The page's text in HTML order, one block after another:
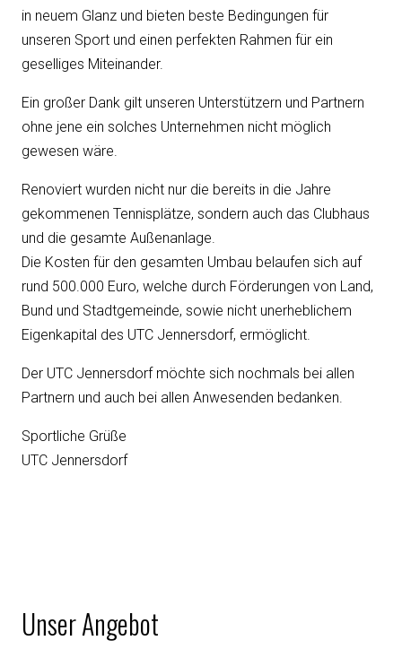
in neuem Glanz und bieten beste Bedingungen für
unseren Sport und einen perfekten Rahmen für ein
geselliges Miteinander.
Ein großer Dank gilt unseren Unterstützern und Partnern
ohne jene ein solches Unternehmen nicht möglich
gewesen wäre.
Renoviert wurden nicht nur die bereits in die Jahre
gekommenen Tennisplätze, sondern auch das Clubhaus
und die gesamte Außenanlage.
Die Kosten für den gesamten Umbau belaufen sich auf
rund 500.000 Euro, welche durch Förderungen von Land,
Bund und Stadtgemeinde, sowie nicht unerheblichem
Eigenkapital des UTC Jennersdorf, ermöglicht.
Der UTC Jennersdorf möchte sich nochmals bei allen
Partnern und auch bei allen Anwesenden bedanken.
Sportliche Grüße
UTC Jennersdorf
Unser Angebot